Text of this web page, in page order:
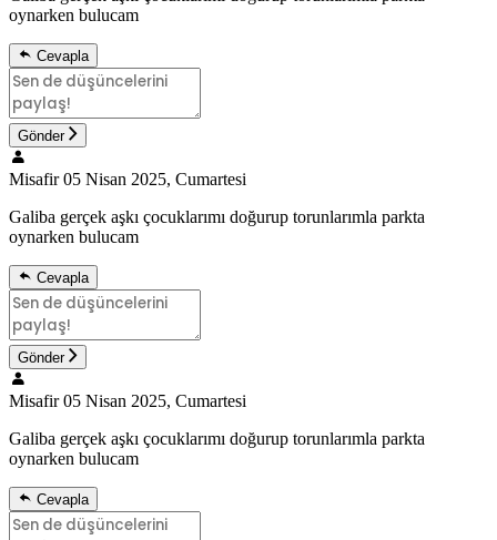
oynarken bulucam
Cevapla
Gönder
Misafir 05 Nisan 2025, Cumartesi
Galiba gerçek aşkı çocuklarımı doğurup torunlarımla parkta
oynarken bulucam
Cevapla
Gönder
Misafir 05 Nisan 2025, Cumartesi
Galiba gerçek aşkı çocuklarımı doğurup torunlarımla parkta
oynarken bulucam
Cevapla